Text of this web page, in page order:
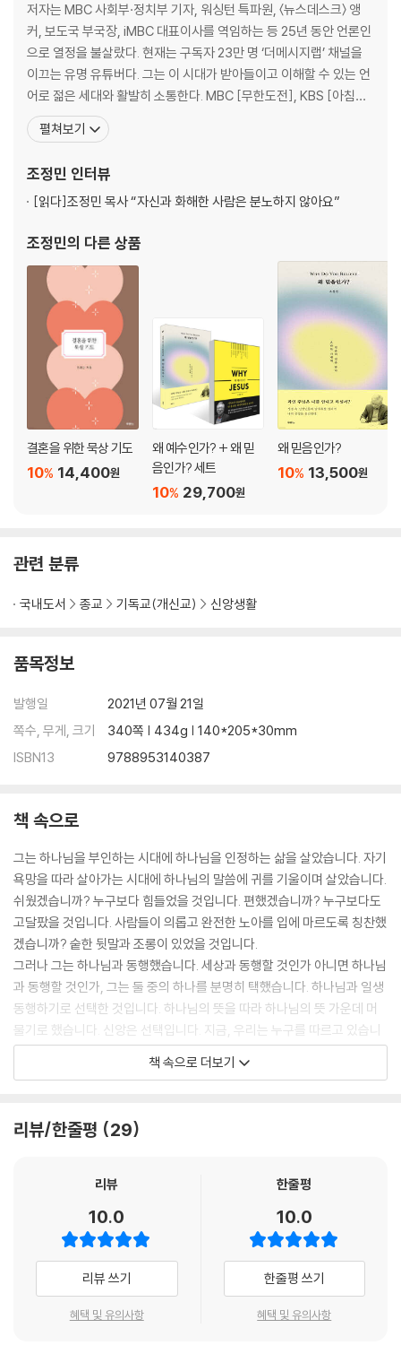
4부 언약, 좁은 길의 시작
12. “믿음을 어떻게 키우시는가” 믿음의 인큐베이터 창 15:1-21
13. “믿음의 시간은 언제까지인가” 팔십오 세에 범한 실수 창 16:1-16
14. “왜 이름을 바꾸시는가?” 이름이 곧 비전이다 창 17:1-27
15. “누군가를 어떻게 대접하는가” 환대가 믿음의 비밀이다 창 18:1-15
16. “하나님의 길을 따른다는 것” 의와 공도를 내세운 기도 창 18:16-33
저자는 MBC 사회부·정치부 기자, 워싱턴 특파원, 〈뉴스데스크〉 앵
커, 보도국 부국장, iMBC 대표이사를 역임하는 등 25년 동안 언론인
으로 열정을 불살랐다. 현재는 구독자 23만 명 ‘더메시지랩’ 채널을
이끄는 유명 유튜버다. 그는 이 시대가 받아들이고 이해할 수 있는 언
어로 젊은 세대와 활발히 소통한다. MBC [무한도전], KBS [아침마
당] 등에 출연했으며, 솔직하면서 실질적이고 통찰력 있는 메시지로
세상을 살면서 어려움을 겪는 청년들에게 많은 영향을 끼치고 있다.
생명의 길인 예수님을 만난 후 사
펼쳐보기
조정민 인터뷰
[읽다]조정민 목사 “자신과 화해한 사람은 분노하지 않아요”
조정민의 다른 상품
결혼을 위한 묵상 기도
14,400원
10%
왜 예수인가? + 왜 믿
음인가? 세트
29,700원
10%
왜 믿음인가?
13,500원
10%
관련 분류
국내도서 종교 기독교(개신교) 신앙생활
품목정보
발행일
2021년 07월 21일
쪽수, 무게, 크기
340쪽 | 434g | 140*205*30mm
ISBN13
9788953140387
책 속으로
그는 하나님을 부인하는 시대에 하나님을 인정하는 삶을 살았습니다. 자기
욕망을 따라 살아가는 시대에 하나님의 말씀에 귀를 기울이며 살았습니다.
쉬웠겠습니까? 누구보다 힘들었을 것입니다. 편했겠습니까? 누구보다도
고달팠을 것입니다. 사람들이 의롭고 완전한 노아를 입에 마르도록 칭찬했
겠습니까? 숱한 뒷말과 조롱이 있었을 것입니다.
그러나 그는 하나님과 동행했습니다. 세상과 동행할 것인가 아니면 하나님
과 동행할 것인가, 그는 둘 중의 하나를 분명히 택했습니다. 하나님과 일생
동행하기로 선택한 것입니다. 하나님의 뜻을 따라 하나님의 뜻 가운데 머
물기로 했습니다. 신앙은 선택입니다. 지금, 우리는 누구를 따르고 있습니
까?
입니다. 과거와 단절해야 합니다. 과거와 끊어지지 않고서는 미래로 나아
새 생명은 탯줄을 끊는 일로부터 시작됩니다. 믿음은 탯줄을 끊듯이 지금
명령은 ‘네가 의지하고 사는 모든 것으로부터 벗어나라’는 말씀입니다.
--- pp.146-147
누구도 쉽게 떠날 수 없는 믿음의 길을 담대하게 떠나서 하나님이 가라는
곳까지 갔는데, 그곳에서 기다리고 있는 것이 무엇입니까? 전능하신 하나
책 속으로 더보기
리뷰/한줄평 29
리뷰
10.0
리뷰 쓰기
혜택 및 유의사항
한줄평
10.0
한줄평 쓰기
혜택 및 유의사항